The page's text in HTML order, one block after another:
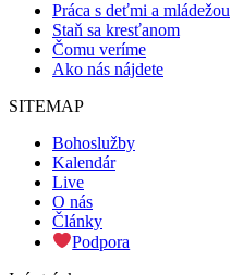
Práca s deťmi a mládežou
Staň sa kresťanom
Čomu veríme
Ako nás nájdete
SITEMAP
Bohoslužby
Kalendár
Live
O nás
Články
Podpora